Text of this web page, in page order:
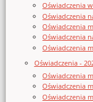
Oświadczenia
Oświadczenia
Oświadczenia
Oświadczenia
Oświadczenia
Oświadczenia -
Oświadczenia
Oświadczenia
Oświadczenia